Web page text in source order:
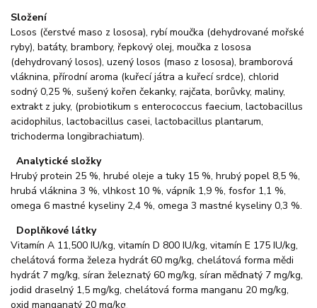
Složení
Losos (čerstvé maso z lososa), rybí moučka (dehydrované mořské
ryby), batáty, brambory, řepkový olej, moučka z lososa
(dehydrovaný losos), uzený losos (maso z lososa), bramborová
vláknina, přírodní aroma (kuřecí játra a kuřecí srdce), chlorid
sodný 0,25 %, sušený kořen čekanky, rajčata, borůvky, maliny,
extrakt z juky, (probiotikum s enterococcus faecium, lactobacillus
acidophilus, lactobacillus casei, lactobacillus plantarum,
trichoderma longibrachiatum).
Analytické složky
Hrubý protein 25 %, hrubé oleje a tuky 15 %, hrubý popel 8,5 %,
hrubá vláknina 3 %, vlhkost 10 %, vápník 1,9 %, fosfor 1,1 %,
omega 6 mastné kyseliny 2,4 %, omega 3 mastné kyseliny 0,3 %.
Doplňkové látky
Vitamín A 11,500 IU/kg, vitamín D 800 IU/kg, vitamín E 175 IU/kg,
chelátová forma železa hydrát 60 mg/kg, chelátová forma mědi
hydrát 7 mg/kg, síran železnatý 60 mg/kg, síran měďnatý 7 mg/kg,
jodid draselný 1,5 mg/kg, chelátová forma manganu 20 mg/kg,
oxid manganatý 20 mg/kg.